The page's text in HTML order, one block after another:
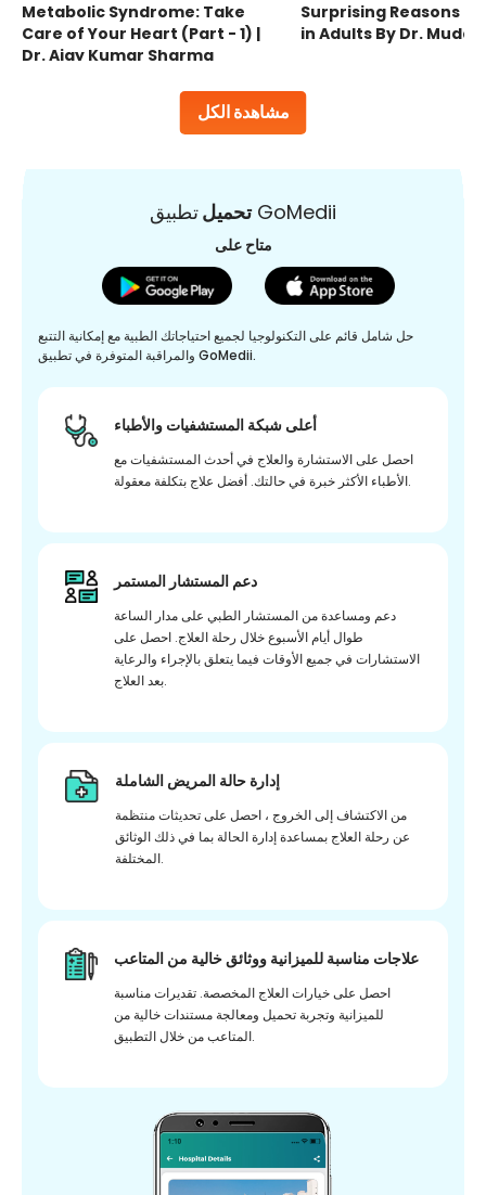
مشاهدة الكل
Metabolic Syndrome: Take
Care of Your Heart (Part - 1) |
Dr. Ajay Kumar Sharma
Surprising Reasons
in Adults By Dr.
تحميلتطبيق GoMedii
متاح على
حل شامل قائم على التكنولوجيا لجميع احتياجاتك الطبية مع إمكانية التتبع
والمراقبة المتوفرة في تطبيق GoMedii.
أعلى شبكة المستشفيات والأطباء
احصل على الاستشارة والعلاج في أحدث المستشفيات مع
الأطباء الأكثر خبرة في حالتك. أفضل علاج بتكلفة معقولة.
دعم المستشار المستمر
دعم ومساعدة من المستشار الطبي على مدار الساعة
طوال أيام الأسبوع خلال رحلة العلاج. احصل على
الاستشارات في جميع الأوقات فيما يتعلق بالإجراء والرعاية
بعد العلاج.
إدارة حالة المريض الشاملة
من الاكتشاف إلى الخروج ، احصل على تحديثات منتظمة
عن رحلة العلاج بمساعدة إدارة الحالة بما في ذلك الوثائق
المختلفة.
علاجات مناسبة للميزانية ووثائق خالية من المتاعب
احصل على خيارات العلاج المخصصة. تقديرات مناسبة
للميزانية وتجربة تحميل ومعالجة مستندات خالية من
المتاعب من خلال التطبيق.